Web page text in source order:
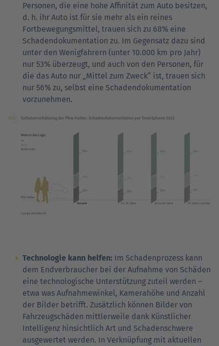
Personen, die eine hohe Affinität zum Auto besitzen,
d. h. ihr Auto ist für sie mehr als ein reines
Fortbewegungsmittel, trauen sich zu 68% eine
Schadendokumentation zu. Im Gegensatz dazu sind
unter den Wenigfahrern (unter 10.000 km pro Jahr)
nur 53% überzeugt, und auch von den Personen, für
die das Auto nur „Mittel zum Zweck“ ist, trauen sich
nur 56% zu, selbst eine Schadendokumentation
vorzunehmen.
Technologie kann helfen: Im Schadenprozess kann
dem Endverbraucher bei der Aufnahme von Schäden
eine technologische Unterstützung zuteil werden –
etwa was Aufnahmewinkel, Kamerahöhe und Anzahl
der Bilder betrifft. Zusätzlich können Bilder von
Fahrzeugschäden mittlerweile dank Künstlicher
Intelligenz hinsichtlich Art und Schadenschwere
ausgewertet werden. In Verknüpfung mit aktuellen